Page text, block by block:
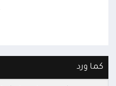
كما ورد